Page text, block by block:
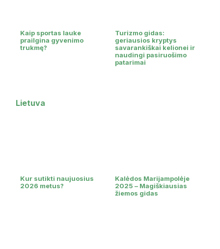
Kaip sportas lauke
prailgina gyvenimo
trukmę?
Turizmo gidas:
geriausios kryptys
savarankiškai kelionei ir
naudingi pasiruošimo
patarimai
Lietuva
Kur sutikti naujuosius
2026 metus?
Kalėdos Marijampolėje
2025 – Magiškiausias
žiemos gidas